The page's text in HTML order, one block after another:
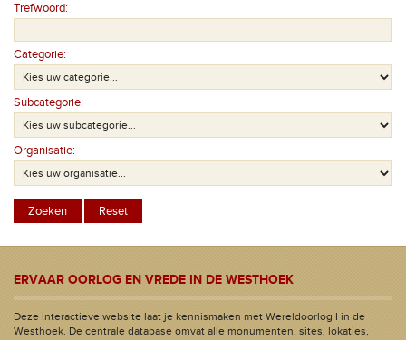
Trefwoord:
Categorie:
Subcategorie:
Organisatie:
ERVAAR OORLOG EN VREDE IN DE WESTHOEK
Deze interactieve website laat je kennismaken met Wereldoorlog I in de
Westhoek. De centrale database omvat alle monumenten, sites, lokaties,